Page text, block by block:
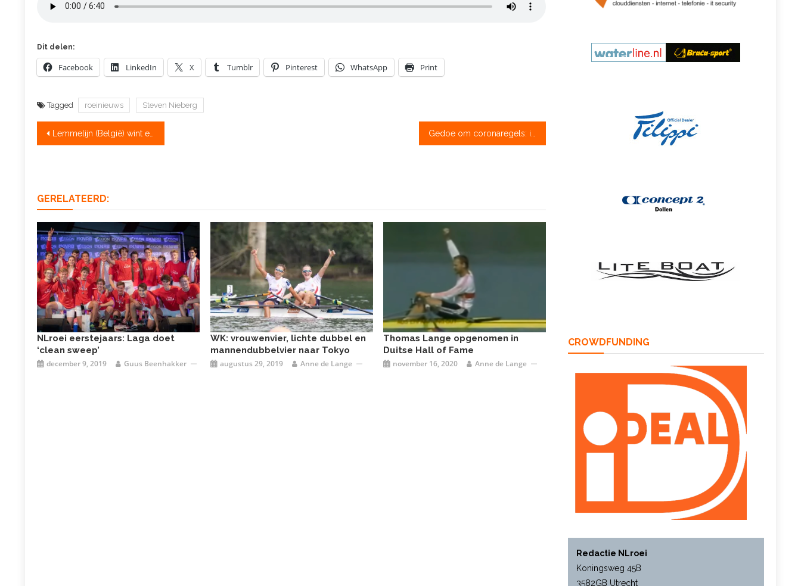
Dit delen:
Facebook LinkedIn X Tumblr Pinterest WhatsApp Print
Tagged roeinieuws Steven Nieberg
Bericht
Lemmelijn (België) wint en Souwer (Nederland) tweede bij ergo-WK
GERELATEERD:
NLroei eerstejaars: Laga doet
‘clean sweep’
december 9, 2019 Guus Beenhakker
WK: vrouwenvier, lichte dubbel en
mannendubbelvier naar Tokyo
augustus 29, 2019 Anne de Lange
Thomas Lange opgenomen in
Duitse Hall of Fame
november 16, 2020 Anne de Lange
CROWDFUNDING
Redactie NLroei
Koningsweg 45B
3582GB Utrecht